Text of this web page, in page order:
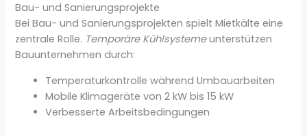
Bau- und Sanierungsprojekte
Bei Bau- und Sanierungsprojekten spielt Mietkälte eine
zentrale Rolle. Temporäre Kühlsystemeunterstützen
Bauunternehmen durch:
Temperaturkontrolle während Umbauarbeiten
Mobile Klimageräte von 2 kW bis 15 kW
Verbesserte Arbeitsbedingungen